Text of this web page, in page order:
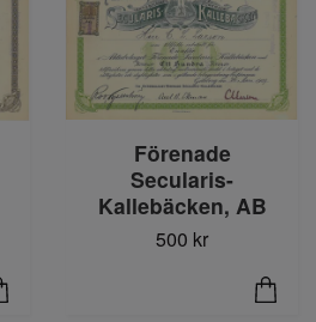
Förenade
Secularis-
Kallebäcken, AB
500 kr